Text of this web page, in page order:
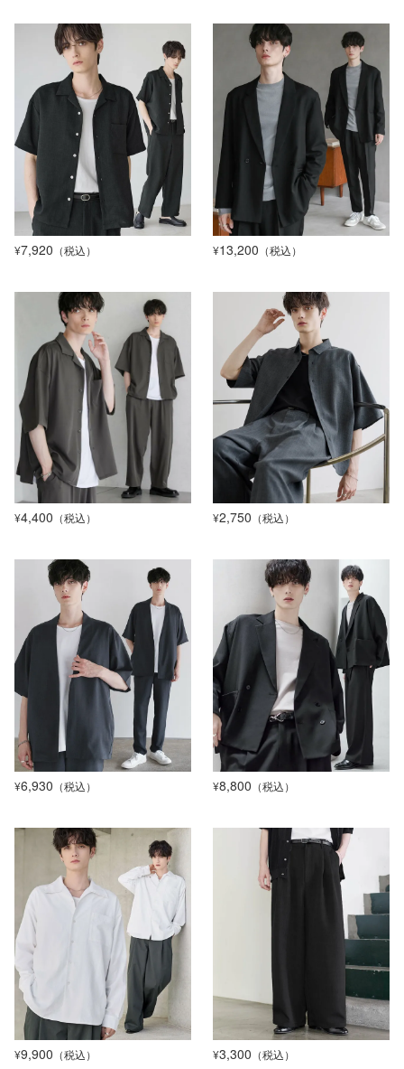
¥7,920 （税込） ¥13,200 （税込）
¥4,400 （税込） ¥2,750 （税込）
¥6,930 （税込） ¥8,800 （税込）
¥9,900 （税込） ¥3,300 （税込）